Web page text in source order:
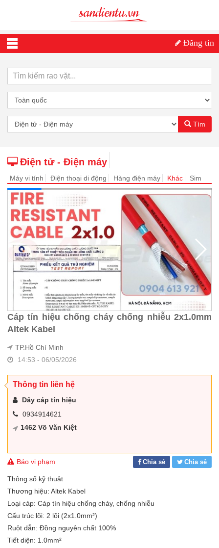
Đăng tin
Tìm
Điện tử - Điện máy
Máy vi tính Điện thoại di động Hàng điện máy Khác Sim
số
Cáp tín hiệu chống cháy chống nhiễu 2x1.0mm
Altek Kabel
TP.Hồ Chí Minh
14:53 - 06/05/2026
Thông tin liên hệ
Dây cáp tín hiệu
0934914621
1462 Võ Văn Kiệt
Báo vi phạm Chia sẻ Chia sẻ
Thông số kỹ thuật
Thương hiệu: Altek Kabel
Loại cáp: Cáp tín hiệu chống cháy, chống nhiễu
Cấu trúc lõi: 2 lõi (2x1.0mm²)
Ruột dẫn: Đồng nguyên chất 100%
Tiết diện: 1.0mm²